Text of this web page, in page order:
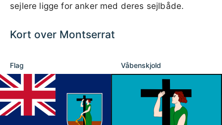
sejlere ligge for anker med deres sejlbåde.
Kort over Montserrat
Flag Våbenskjold